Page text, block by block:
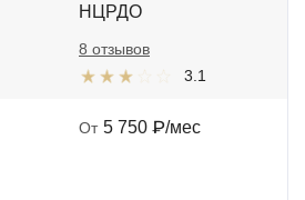
НЦРДО
3.1
8 отзывов
От 5 750 ₽/мес